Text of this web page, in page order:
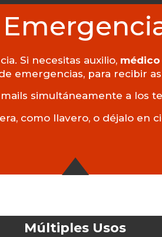
Si necesitas auxilio,
emergencias, para recibir
simultáneamente a los
como llavero, o déjalo en
Múltiples Usos